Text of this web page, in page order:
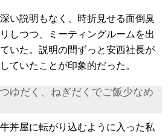
い説明もなく、時折見せる面倒臭
しつつ、ミーティングルームを出
いた。説明の間ずっと安西社長が
ていたことが印象的だった。
ゆだく、ねぎだくでご飯少なめ
丼屋に転がり込むように入った私